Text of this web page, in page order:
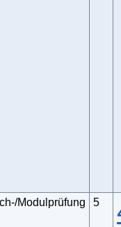
Modulprüfung 5